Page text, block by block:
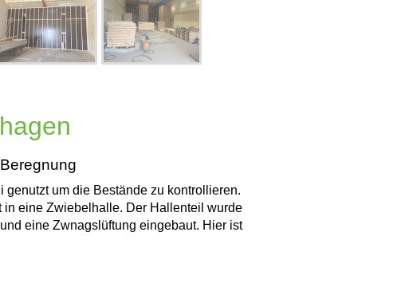
um die Bestände zu kontrollieren.
eine Zwiebelhalle. Der Hallenteil wurde
eine Zwnagslüftung eingebaut. Hier ist